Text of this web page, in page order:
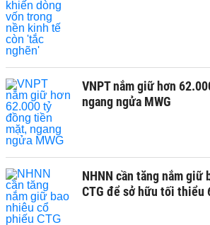
VNPT nắm giữ hơn
ngang ngửa MWG
NHNN cần tăng nắm giữ
CTG để sở hữu tối thiểu